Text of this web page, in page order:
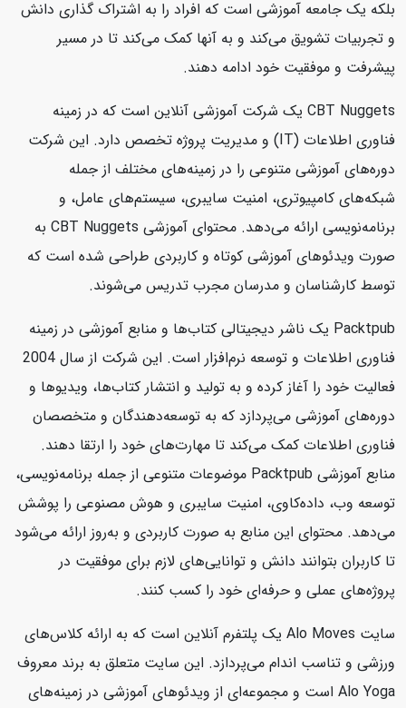
بلکه یک جامعه آموزشی است که افراد را به اشتراک گذاری دانش
و تجربیات تشویق می‌کند و به آنها کمک می‌کند تا در مسیر
پیشرفت و موفقیت خود ادامه دهند.
CBT Nuggets یک شرکت آموزشی آنلاین است که در زمینه
فناوری اطلاعات (IT) و مدیریت پروژه تخصص دارد. این شرکت
دوره‌های آموزشی متنوعی را در زمینه‌های مختلف از جمله
شبکه‌های کامپیوتری، امنیت سایبری، سیستم‌های عامل، و
برنامه‌نویسی ارائه می‌دهد. محتوای آموزشی CBT Nuggets به
صورت ویدئوهای آموزشی کوتاه و کاربردی طراحی شده است که
توسط کارشناسان و مدرسان مجرب تدریس می‌شوند.
Packtpub یک ناشر دیجیتالی کتاب‌ها و منابع آموزشی در زمینه
فناوری اطلاعات و توسعه نرم‌افزار است. این شرکت از سال 2004
فعالیت خود را آغاز کرده و به تولید و انتشار کتاب‌ها، ویدیوها و
دوره‌های آموزشی می‌پردازد که به توسعه‌دهندگان و متخصصان
فناوری اطلاعات کمک می‌کند تا مهارت‌های خود را ارتقا دهند.
منابع آموزشی Packtpub موضوعات متنوعی از جمله برنامه‌نویسی،
توسعه وب، داده‌کاوی، امنیت سایبری و هوش مصنوعی را پوشش
می‌دهد. محتوای این منابع به صورت کاربردی و به‌روز ارائه می‌شود
تا کاربران بتوانند دانش و توانایی‌های لازم برای موفقیت در
پروژه‌های عملی و حرفه‌ای خود را کسب کنند.
سایت Alo Moves یک پلتفرم آنلاین است که به ارائه کلاس‌های
ورزشی و تناسب اندام می‌پردازد. این سایت متعلق به برند معروف
Alo Yoga است و مجموعه‌ای از ویدئوهای آموزشی در زمینه‌های